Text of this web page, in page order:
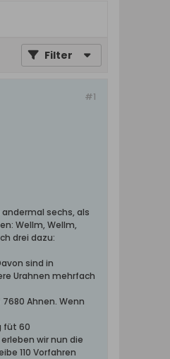
Filter
#1
sechs, als
Wellm, Wellm,
drei dazu:
sind in
Urahnen mehrfach
Ahnen. Wenn
füt 60
wir nun die
110 Vorfahren